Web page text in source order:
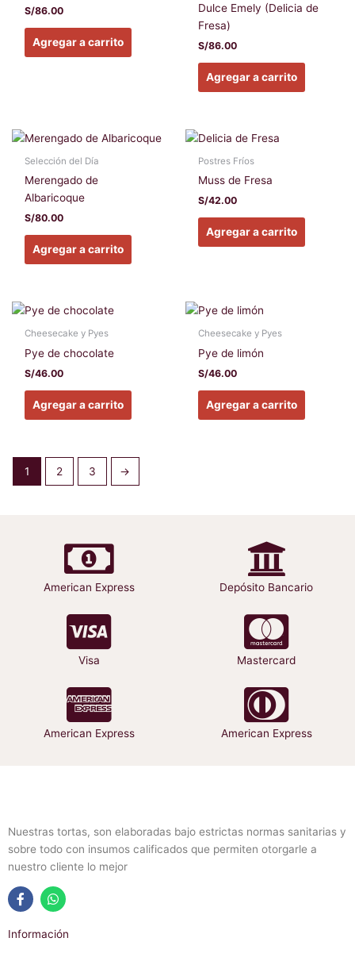
S/86.00
Agregar a carrito
Dulce Emely (Delicia de
Fresa)
S/86.00
Agregar a carrito
Selección del Día
Merengado de
Albaricoque
S/80.00
Agregar a carrito
Postres Fríos
Muss de Fresa
S/42.00
Agregar a carrito
Cheesecake y Pyes
Pye de chocolate
S/46.00
Agregar a carrito
Cheesecake y Pyes
Pye de limón
S/46.00
Agregar a carrito
1 2 3 →
American Express Depósito Bancario
Visa Mastercard
American Express American Express
Nuestras tortas, son elaboradas bajo estrictas normas sanitarias y
sobre todo con insumos calificados que permiten otorgarle a
nuestro cliente lo mejor
F
a
c
W
h
a
Información